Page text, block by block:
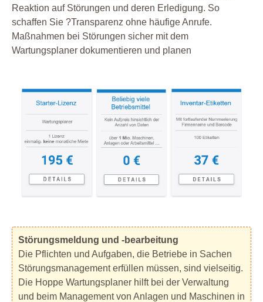
Reaktion auf Störungen und deren Erledigung. So
schaffen Sie ?Transparenz ohne häufige Anrufe.
Maßnahmen bei Störungen sicher mit dem
Wartungsplaner dokumentieren und planen
Störungsmeldung und -bearbeitung
Die Pflichten und Aufgaben, die Betriebe in Sachen
Störungsmanagement erfüllen müssen, sind vielseitig.
Die Hoppe Wartungsplaner hilft bei der Verwaltung
und beim Management von Anlagen und Maschinen in